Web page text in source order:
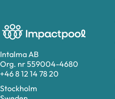
Intalma AB
Org. nr 559004-4680
+46 8 12 14 78 20
Stockholm